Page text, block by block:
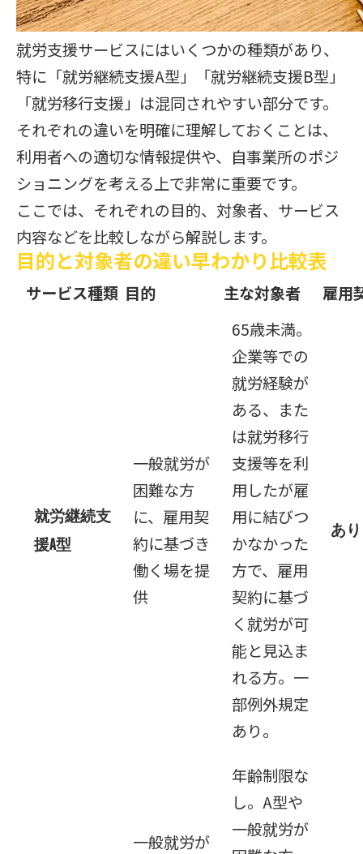
就労支援サービスにはいくつかの種類があり、
特に「就労継続支援A型」「就労継続支援B型」
「就労移行支援」は混同されやすい部分です。
それぞれの違いを明確に理解しておくことは、
利用者への適切な情報提供や、自事業所のポジ
ショニングを考える上で非常に重要です。
ここでは、それぞれの目的、対象者、サービス
内容などを比較しながら解説します。
目的と対象者の違い早わかり比較表
サービス種類 目的 主な対象者 雇用
就労継続支
援A型
一般就労が
困難な方
に、雇用契
約に基づき
働く場を提
供
65歳未満。
企業等での
就労経験が
ある、また
は就労移行
支援等を利
用したが雇
用に結びつ
かなかった
方で、雇用
契約に基づ
く就労が可
能と見込ま
れる方。一
部例外規定
あり。
あり
一般就労が
年齢制限な
し。A型や
一般就労が